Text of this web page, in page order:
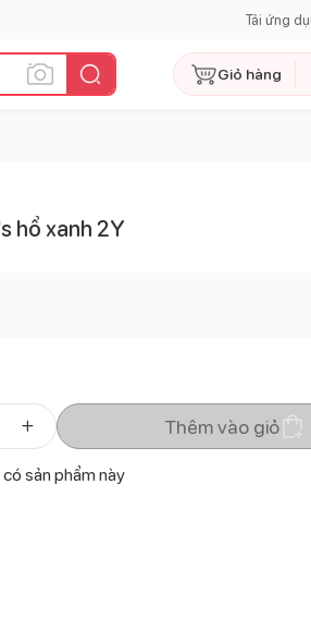
Tải ứng
Giỏ hàng
hổ xanh 2Y
Thêm vào giỏ
sản phẩm này